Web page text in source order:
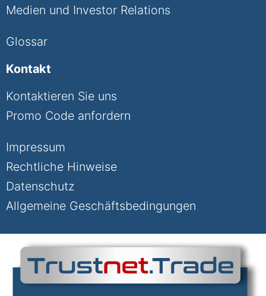
Medien und Investor Relations
Glossar
Kontakt
Kontaktieren Sie uns
Promo Code anfordern
Impressum
Rechtliche Hinweise
Datenschutz
Allgemeine Geschäftsbedingungen